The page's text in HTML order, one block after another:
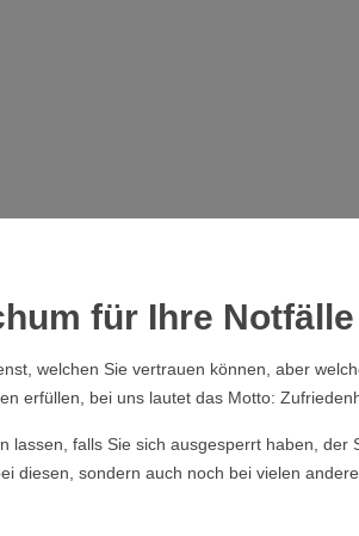
für Ihre Notfälle
welchen Sie vertrauen können, aber
erfüllen, bei uns lautet das Motto:
lassen, falls Sie sich ausgesperrt haben,
diesen, sondern auch noch bei vielen